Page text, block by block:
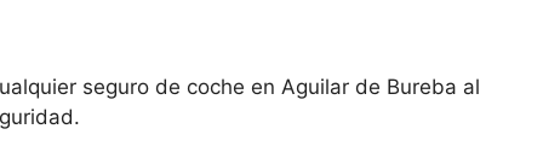
seguro de coche en Aguilar de Bureba al